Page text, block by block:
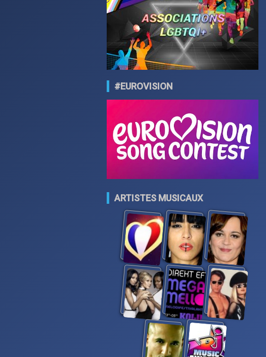
#EUROVISION
ARTISTES MUSICAUX